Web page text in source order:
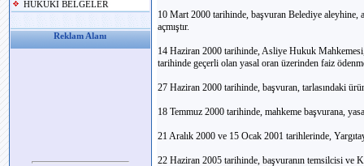
HUKUKİ BELGELER
Reklam Alanı
10 Mart 2000 tarihinde, başvuran Belediye
açmıştır.
14 Haziran 2000 tarihinde, Asliye Hukuk
tarihinde geçerli olan yasal oran üzerinden faiz
27 Haziran 2000 tarihinde, başvuran, tarlasındaki
18 Temmuz 2000 tarihinde, mahkeme başvurana,
21 Aralık 2000 ve 15 Ocak 2001 tarihlerinde,
22 Haziran 2005 tarihinde, başvuranın temsilcisi ve